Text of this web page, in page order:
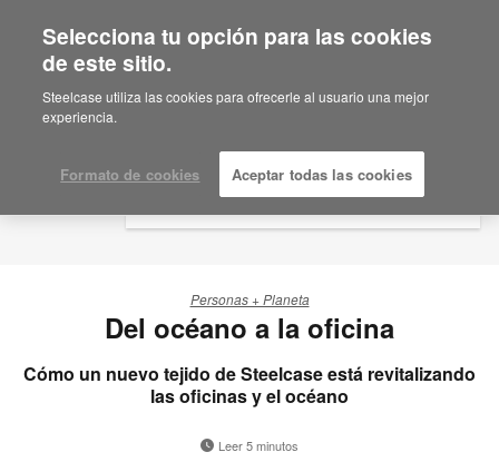
Are you in United States?
Would you like to see Products we sell in
your region?
English
Español
Personas + Planeta
Del océano a la oficina
Cómo un nuevo tejido de Steelcase está revitalizando
las oficinas y el océano
Leer 5 minutos
Selecciona tu opción para las cookies
de este sitio.
Steelcase utiliza las cookies para ofrecerle al usuario una mejor
experiencia.
Formato de cookies Aceptar todas las cookies